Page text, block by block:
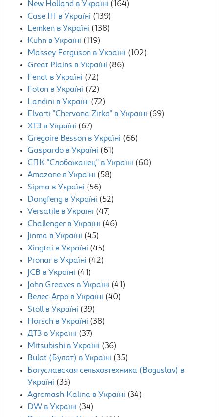
New Holland в Україні (164)
Case IH в Україні (139)
Lemken в Україні (138)
Kuhn в Україні (119)
Massey Ferguson в Україні (102)
Great Plains в Україні (86)
Fendt в Україні (72)
Foton в Україні (72)
Landini в Україні (72)
Elvorti "Chervona Zirka" в Україні (69)
ХТЗ в Україні (67)
Gregoire Besson в Україні (66)
Gaspardo в Україні (61)
СПК "Слобожанец" в Україні (60)
Amazone в Україні (58)
Sipma в Україні (56)
Dongfeng в Україні (52)
Versatile в Україні (47)
Challenger в Україні (46)
Jinma в Україні (45)
Xingtai в Україні (45)
Pronar в Україні (42)
JCB в Україні (41)
John Greaves в Україні (41)
Велес-Агро в Україні (40)
Stoll в Україні (39)
Horsch в Україні (38)
ДТЗ в Україні (37)
Mitsubishi в Україні (36)
Bulat (Булат) в Україні (35)
Богуславская сельхозтехника (Boguslav) в
Україні (35)
Agromash-Kalina в Україні (34)
DW в Україні (34)